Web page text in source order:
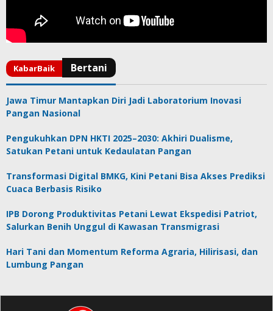
Jawa Timur Mantapkan Diri Jadi Laboratorium Inovasi
Pangan Nasional
Pengukuhkan DPN HKTI 2025–2030: Akhiri Dualisme,
Satukan Petani untuk Kedaulatan Pangan
Transformasi Digital BMKG, Kini Petani Bisa Akses Prediksi
Cuaca Berbasis Risiko
IPB Dorong Produktivitas Petani Lewat Ekspedisi Patriot,
Salurkan Benih Unggul di Kawasan Transmigrasi
Hari Tani dan Momentum Reforma Agraria, Hilirisasi, dan
Lumbung Pangan